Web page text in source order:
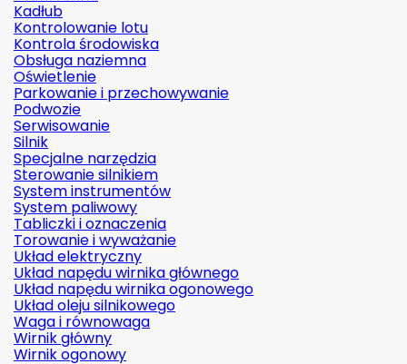
Kadłub
Kontrolowanie lotu
Kontrola środowiska
Obsługa naziemna
Oświetlenie
Parkowanie i przechowywanie
Podwozie
Serwisowanie
Silnik
Specjalne narzędzia
Sterowanie silnikiem
System instrumentów
System paliwowy
Tabliczki i oznaczenia
Torowanie i wyważanie
Układ elektryczny
Układ napędu wirnika głównego
Układ napędu wirnika ogonowego
Układ oleju silnikowego
Waga i równowaga
Wirnik główny
Wirnik ogonowy